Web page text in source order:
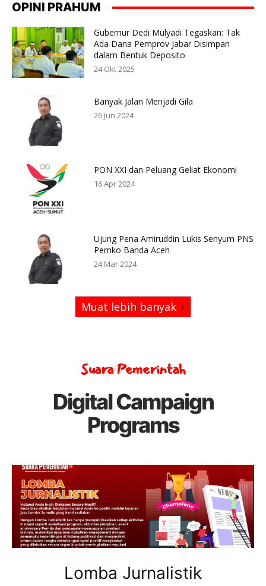
OPINI PRAHUM
Gubernur Dedi Mulyadi Tegaskan: Tak
Ada Dana Pemprov Jabar Disimpan
dalam Bentuk Deposito
24 Okt 2025
Banyak Jalan Menjadi Gila
26 Jun 2024
PON XXI dan Peluang Geliat Ekonomi
16 Apr 2024
Ujung Pena Amiruddin Lukis Senyum PNS
Pemko Banda Aceh
24 Mar 2024
Muat lebih banyak
Suara Pemerintah
Digital Campaign
Programs
Lomba Jurnalistik